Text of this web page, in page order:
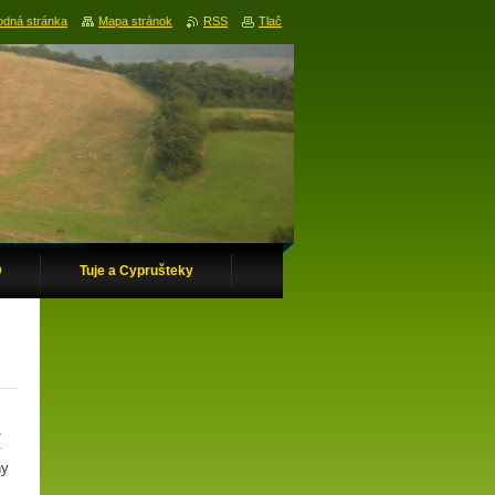
Tuje a Cyprušteky
stránka Mapa stránok RSS Tlač